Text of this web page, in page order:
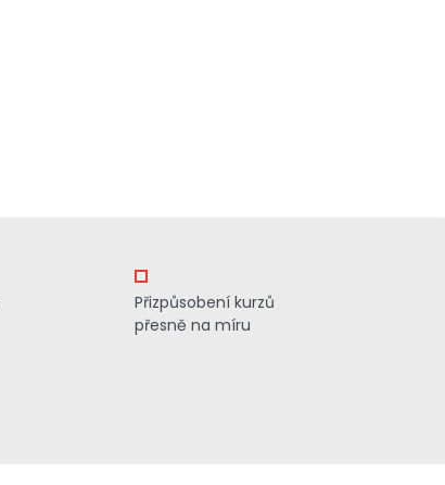
Přizpůsobení kurzů
přesně na míru